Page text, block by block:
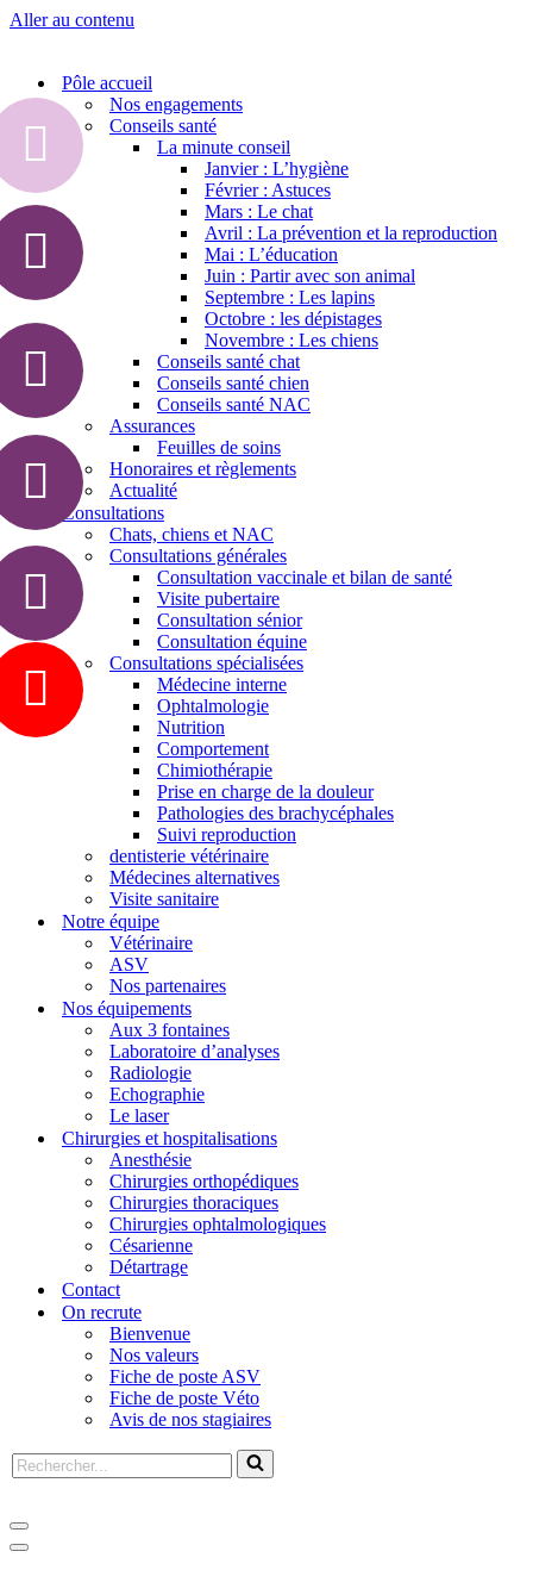
Aller au contenu
Pôle accueil
Nos engagements
Conseils santé
La minute conseil
Janvier : L’hygiène
Février : Astuces
Mars : Le chat
Avril : La prévention et la reproduction
Mai : L’éducation
Juin : Partir avec son animal
Septembre : Les lapins
Octobre : les dépistages
Novembre : Les chiens
Conseils santé chat
Conseils santé chien
Conseils santé NAC
Assurances
Feuilles de soins
Honoraires et règlements
Actualité
Consultations
Chats, chiens et NAC
Consultations générales
Consultation vaccinale et bilan de santé
Visite pubertaire
Consultation sénior
Consultation équine
Consultations spécialisées
Médecine interne
Ophtalmologie
Nutrition
Comportement
Chimiothérapie
Prise en charge de la douleur
Pathologies des brachycéphales
Suivi reproduction
dentisterie vétérinaire
Médecines alternatives
Visite sanitaire
Notre équipe
Vétérinaire
ASV
Nos partenaires
Nos équipements
Aux 3 fontaines
Laboratoire d’analyses
Radiologie
Echographie
Le laser
Chirurgies et hospitalisations
Anesthésie
Chirurgies orthopédiques
Chirurgies thoraciques
Chirurgies ophtalmologiques
Césarienne
Détartrage
Contact
On recrute
Bienvenue
Nos valeurs
Fiche de poste ASV
Fiche de poste Véto
Avis de nos stagiaires